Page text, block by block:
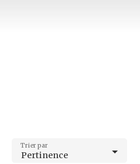
Surface min (m²)
Pertinence
Trier par